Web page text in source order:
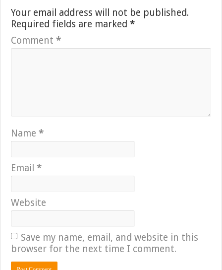
Your email address will not be published.
Required fields are marked*
Comment*
Name*
Email*
Website
Save my name, email, and website in this
browser for the next time I comment.